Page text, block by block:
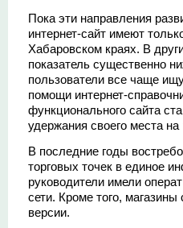
Пока эти направления
интернет-сайт имеют
Хабаровском краях. В
показатель существенно
пользователи все чаще
помощи интернет-
функционального сайта
удержания своего места
В последние годы
торговых точек в единое
руководители имели
сети. Кроме того,
версии.